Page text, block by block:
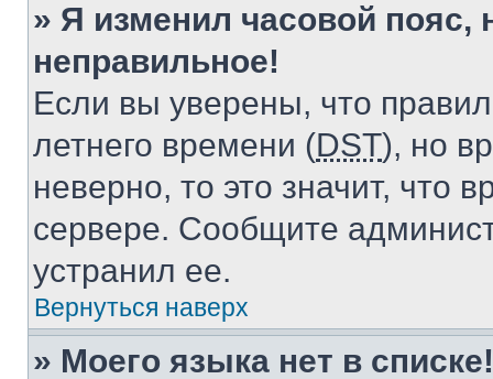
» Я изменил часовой пояс,
неправильное!
Если вы уверены, что
летнего времени (DST), но
неверно, то это значит, что
сервере. Сообщите
устранил ее.
Вернуться наверх
» Моего языка нет в списке!